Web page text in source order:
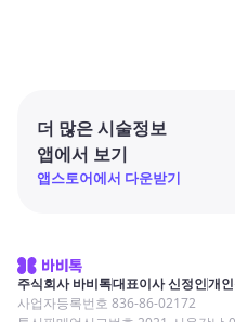
더 많은 시술정보
앱에서 보기
앱스토어에서 다운받기
주식회사 바비톡대표이사 신정인개
사업자등록번호 836-86-02172